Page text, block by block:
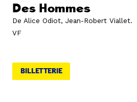
Des Hommes
De Alice Odiot, Jean-Robert Viallet.
VF
BILLETTERIE